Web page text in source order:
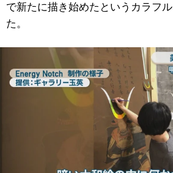
で新たに描き始めたというカラフ
た。